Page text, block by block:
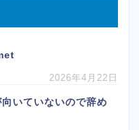
2026年4月22日
向いていないので辞め